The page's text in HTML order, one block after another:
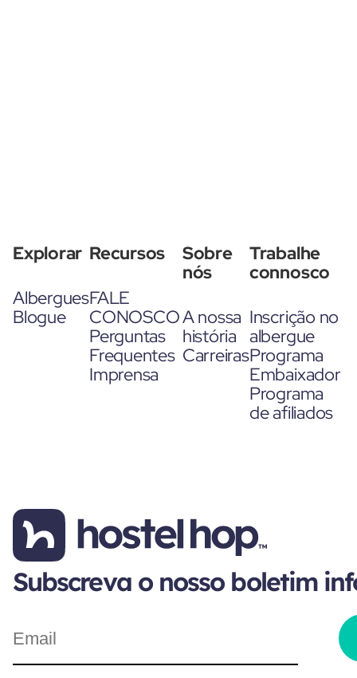
Explorar
Albergues
Blogue
Recursos
FALE
CONOSCO
Perguntas
Frequentes
Imprensa
Sobre
nós
A nossa
história
Carreiras
Trabalhe
connosco
Inscrição no
albergue
Programa
Embaixador
Programa
de afiliados
Subscreva o nosso boletim